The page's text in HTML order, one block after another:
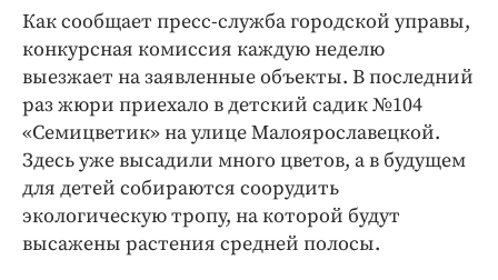
Медиаперсона
Интересное чтиво
Клиника года
Бренд года
Работодатель года
Как сообщает пресс-служба городской управы,
конкурсная комиссия каждую неделю
выезжает на заявленные объекты. В последний
раз жюри приехало в детский садик №104
«Семицветик» на улице Малоярославецкой.
Здесь уже высадили много цветов, а в будущем
для детей собираются соорудить
экологическую тропу, на которой будут
высажены растения средней полосы.